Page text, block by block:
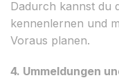
Dadurch kannst du
kennenlernen und
Voraus planen.
4. Ummeldungen